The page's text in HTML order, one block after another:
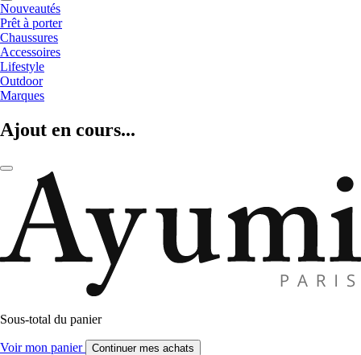
Nouveautés
Prêt à porter
Chaussures
Accessoires
Lifestyle
Outdoor
Marques
Ajout en cours...
Sous-total du panier
Voir mon panier Continuer mes achats